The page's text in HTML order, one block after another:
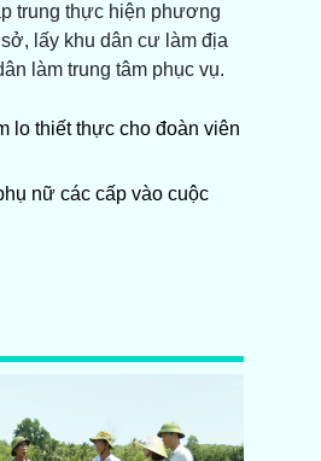
trung thực hiện phương
lấy khu dân cư làm địa
làm trung tâm phục vụ.
lo thiết thực cho đoàn viên
nữ các cấp vào cuộc